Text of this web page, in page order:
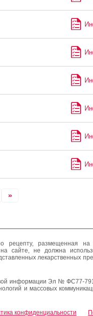
»
рецепту, размещенная на
сайте, не должна
лекарственных
информации Эл № ФС77-
и массовых
конфиденциальности